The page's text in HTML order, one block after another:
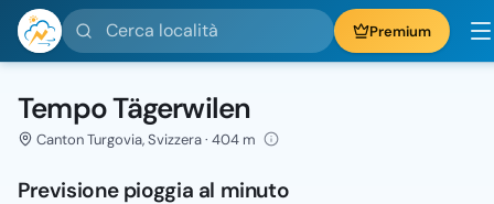
Cerca località Premium
Tempo Tägerwilen
Canton Turgovia, Svizzera · 404 m
Previsione pioggia al minuto